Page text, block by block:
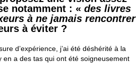
notamment : « des livres
à ne jamais rencontrer
à éviter ?
d’expérience, j’ai été déshérité à la
a des tas qui ont été soigneusement